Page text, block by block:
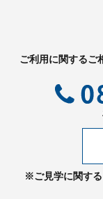
ご利用に関するご
※ご見学に関する